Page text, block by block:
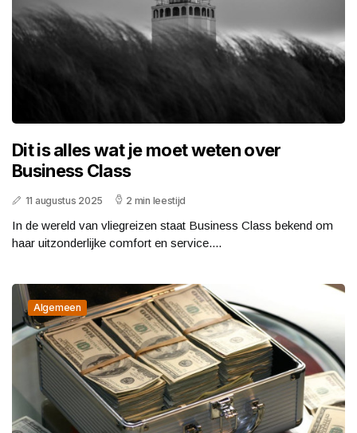
Dit is alles wat je moet weten over
Business Class
11 augustus 2025 2 min leestijd
In de wereld van vliegreizen staat Business Class bekend om
haar uitzonderlijke comfort en service....
Algemeen